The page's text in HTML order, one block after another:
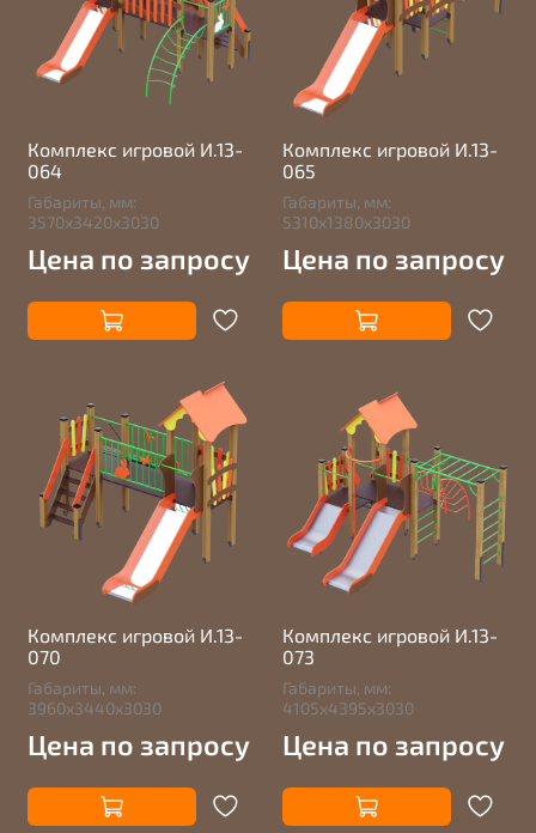
Комплекс игровой И.13-
064
Габариты, мм:
3570х3420х3030
Цена по запросу
Комплекс игровой И.13-
065
Габариты, мм:
5310х1380х3030
Цена по запросу
Комплекс игровой И.13-
070
Габариты, мм:
3960х3440х3030
Цена по запросу
Комплекс игровой И.13-
073
Габариты, мм:
4105х4395х3030
Цена по запросу